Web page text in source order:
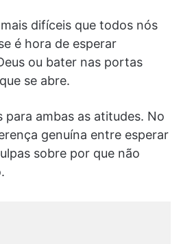
difíceis que todos nós
é hora de esperar
ou bater nas portas
se abre.
para ambas as atitudes. No
genuína entre esperar
sobre por que não